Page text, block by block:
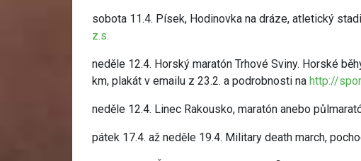
sobota 11.4. Písek, Hodinovka na dráze, atletický
z.s.
neděle 12.4. Horský maratón Trhové Sviny. Horské
km, plakát v emailu z 23.2. a podrobnosti na http://
neděle 12.4. Linec Rakousko, maratón anebo
pátek 17.4. až neděle 19.4. Military death march,